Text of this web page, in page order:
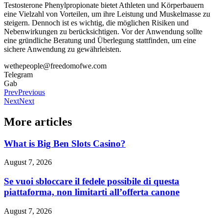
Testosterone Phenylpropionate bietet Athleten und Körperbauern
eine Vielzahl von Vorteilen, um ihre Leistung und Muskelmasse zu
steigern. Dennoch ist es wichtig, die möglichen Risiken und
Nebenwirkungen zu berücksichtigen. Vor der Anwendung sollte
eine gründliche Beratung und Überlegung stattfinden, um eine
sichere Anwendung zu gewährleisten.
wethepeople@freedomofwe.com
Telegram
Gab
PrevPrevious
NextNext
More articles
What is Big Ben Slots Casino?
August 7, 2026
Se vuoi sbloccare il fedele possibile di questa
piattaforma, non limitarti all’offerta canone
August 7, 2026